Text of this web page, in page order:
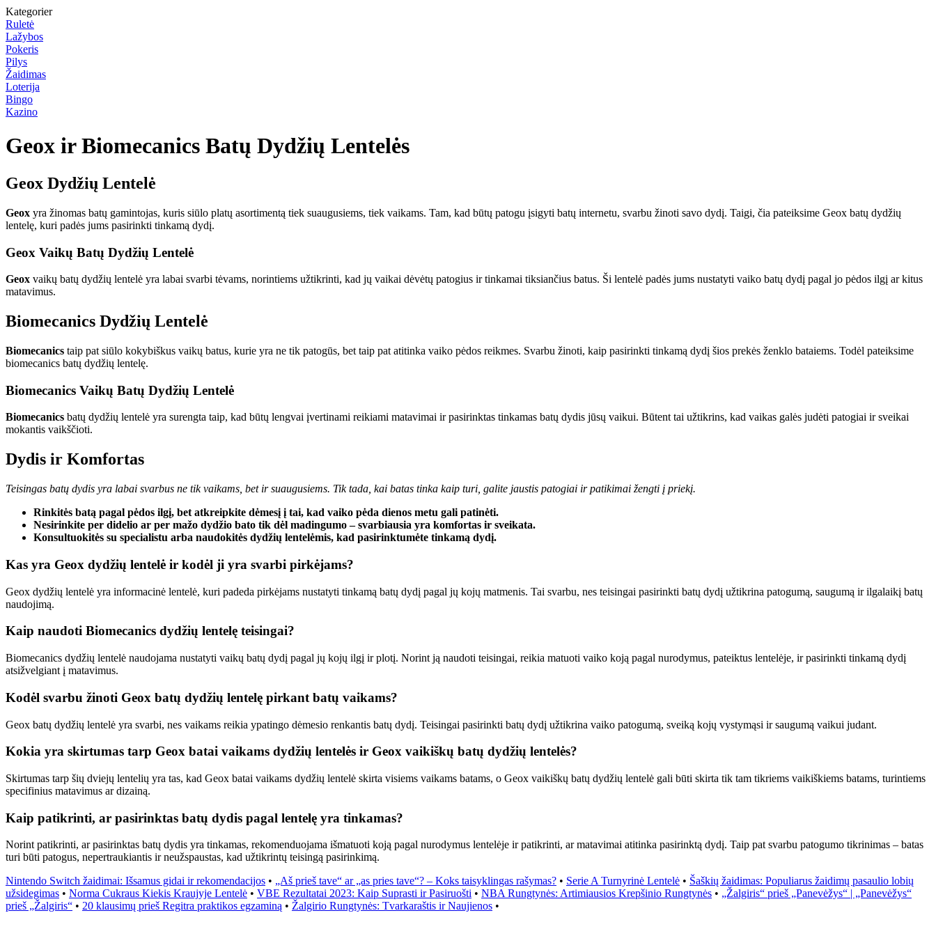
Kategorier
Ruletė
Lažybos
Pokeris
Pilys
Žaidimas
Loterija
Bingo
Kazino
Geox ir Biomecanics Batų Dydžių Lentelės
Geox Dydžių Lentelė
Geox yra žinomas batų gamintojas, kuris siūlo platų asortimentą tiek suaugusiems, tiek vaikams. Tam, kad būtų patogu įsigyti batų internetu, svarbu žinoti savo dydį. Taigi, čia pateiksime Geox batų dydžių
lentelę, kuri padės jums pasirinkti tinkamą dydį.
Geox Vaikų Batų Dydžių Lentelė
Geox vaikų batų dydžių lentelė yra labai svarbi tėvams, norintiems užtikrinti, kad jų vaikai dėvėtų patogius ir tinkamai tiksiančius batus. Ši lentelė padės jums nustatyti vaiko batų dydį pagal jo pėdos ilgį ar kitus
matavimus.
Biomecanics Dydžių Lentelė
Biomecanics taip pat siūlo kokybiškus vaikų batus, kurie yra ne tik patogūs, bet taip pat atitinka vaiko pėdos reikmes. Svarbu žinoti, kaip pasirinkti tinkamą dydį šios prekės ženklo bataiems. Todėl pateiksime
biomecanics batų dydžių lentelę.
Biomecanics Vaikų Batų Dydžių Lentelė
Biomecanics batų dydžių lentelė yra surengta taip, kad būtų lengvai įvertinami reikiami matavimai ir pasirinktas tinkamas batų dydis jūsų vaikui. Būtent tai užtikrins, kad vaikas galės judėti patogiai ir sveikai
mokantis vaikščioti.
Dydis ir Komfortas
Teisingas batų dydis yra labai svarbus ne tik vaikams, bet ir suaugusiems. Tik tada, kai batas tinka kaip turi, galite jaustis patogiai ir patikimai žengti į priekį.
Rinkitės batą pagal pėdos ilgį, bet atkreipkite dėmesį į tai, kad vaiko pėda dienos metu gali patinėti.
Nesirinkite per didelio ar per mažo dydžio bato tik dėl madingumo – svarbiausia yra komfortas ir sveikata.
Konsultuokitės su specialistu arba naudokitės dydžių lentelėmis, kad pasirinktumėte tinkamą dydį.
Kas yra Geox dydžių lentelė ir kodėl ji yra svarbi pirkėjams?
Geox dydžių lentelė yra informacinė lentelė, kuri padeda pirkėjams nustatyti tinkamą batų dydį pagal jų kojų matmenis. Tai svarbu, nes teisingai pasirinkti batų dydį užtikrina patogumą, saugumą ir ilgalaikį batų
naudojimą.
Kaip naudoti Biomecanics dydžių lentelę teisingai?
Biomecanics dydžių lentelė naudojama nustatyti vaikų batų dydį pagal jų kojų ilgį ir plotį. Norint ją naudoti teisingai, reikia matuoti vaiko koją pagal nurodymus, pateiktus lentelėje, ir pasirinkti tinkamą dydį
atsižvelgiant į matavimus.
Kodėl svarbu žinoti Geox batų dydžių lentelę pirkant batų vaikams?
Geox batų dydžių lentelė yra svarbi, nes vaikams reikia ypatingo dėmesio renkantis batų dydį. Teisingai pasirinkti batų dydį užtikrina vaiko patogumą, sveiką kojų vystymąsi ir saugumą vaikui judant.
Kokia yra skirtumas tarp Geox batai vaikams dydžių lentelės ir Geox vaikiškų batų dydžių lentelės?
Skirtumas tarp šių dviejų lentelių yra tas, kad Geox batai vaikams dydžių lentelė skirta visiems vaikams batams, o Geox vaikiškų batų dydžių lentelė gali būti skirta tik tam tikriems vaikiškiems batams, turintiems
specifinius matavimus ar dizainą.
Kaip patikrinti, ar pasirinktas batų dydis pagal lentelę yra tinkamas?
Norint patikrinti, ar pasirinktas batų dydis yra tinkamas, rekomenduojama išmatuoti koją pagal nurodymus lentelėje ir patikrinti, ar matavimai atitinka pasirinktą dydį. Taip pat svarbu patogumo tikrinimas – batas
turi būti patogus, nepertraukiantis ir neužspaustas, kad užtikrintų teisingą pasirinkimą.
Nintendo Switch žaidimai: Išsamus gidai ir rekomendacijos • „Aš prieš tave“ ar „as pries tave“? – Koks taisyklingas rašymas? • Serie A Turnyrinė Lentelė • Šaškių žaidimas: Populiarus žaidimų pasaulio lobių
užsidegimas • Norma Cukraus Kiekis Kraujyje Lentelė • VBE Rezultatai 2023: Kaip Suprasti ir Pasiruošti • NBA Rungtynės: Artimiausios Krepšinio Rungtynės • „Žalgiris“ prieš „Panevėžys“ | „Panevėžys“
prieš „Žalgiris“ • 20 klausimų prieš Regitra praktikos egzaminą • Žalgirio Rungtynės: Tvarkaraštis ir Naujienos •